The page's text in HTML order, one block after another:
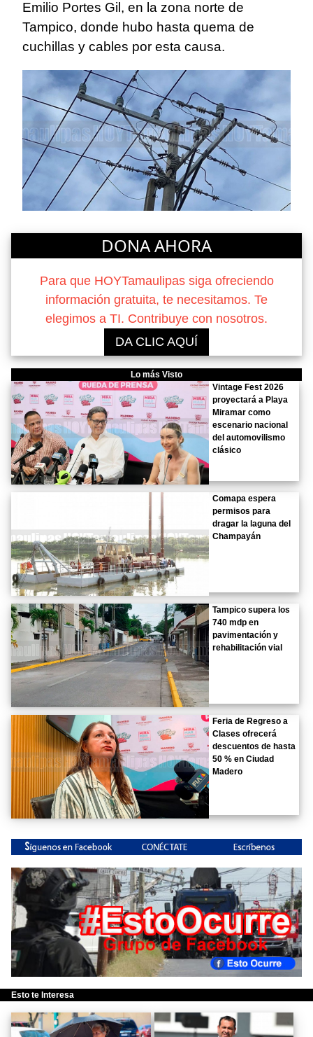
Emilio Portes Gil, en la zona norte de
Tampico, donde hubo hasta quema de
cuchillas y cables por esta causa.
DONA AHORA
Para que HOYTamaulipas siga ofreciendo
información gratuita, te necesitamos. Te
elegimos a TI. Contribuye con nosotros.
DA CLIC AQUÍ
Lo más Visto
Vintage Fest 2026
proyectará a Playa
Miramar como
escenario nacional
del automovilismo
clásico
Comapa espera
permisos para
dragar la laguna del
Champayán
Tampico supera los
740 mdp en
pavimentación y
rehabilitación vial
Feria de Regreso a
Clases ofrecerá
descuentos de hasta
50 % en Ciudad
Madero
Esto te Interesa